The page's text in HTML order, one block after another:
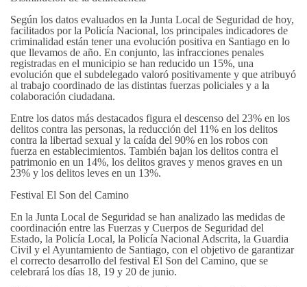
Según los datos evaluados en la Junta Local de Seguridad de hoy,
facilitados por la Policía Nacional, los principales indicadores de
criminalidad están tener una evolución positiva en Santiago en lo
que llevamos de año. En conjunto, las infracciones penales
registradas en el municipio se han reducido un 15%, una
evolución que el subdelegado valoró positivamente y que atribuyó
al trabajo coordinado de las distintas fuerzas policiales y a la
colaboración ciudadana.
Entre los datos más destacados figura el descenso del 23% en los
delitos contra las personas, la reducción del 11% en los delitos
contra la libertad sexual y la caída del 90% en los robos con
fuerza en establecimientos. También bajan los delitos contra el
patrimonio en un 14%, los delitos graves y menos graves en un
23% y los delitos leves en un 13%.
Festival El Son del Camino
En la Junta Local de Seguridad se han analizado las medidas de
coordinación entre las Fuerzas y Cuerpos de Seguridad del
Estado, la Policía Local, la Policía Nacional Adscrita, la Guardia
Civil y el Ayuntamiento de Santiago, con el objetivo de garantizar
el correcto desarrollo del festival El Son del Camino, que se
celebrará los días 18, 19 y 20 de junio.